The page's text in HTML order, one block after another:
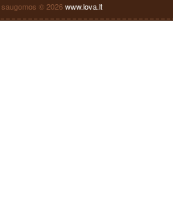
© 2026www.lova.lt